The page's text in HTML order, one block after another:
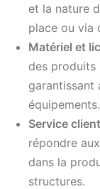
et la nature
place ou via
Matériel et
des produits
garantissant
équipements.
Service
répondre
dans la
structures.